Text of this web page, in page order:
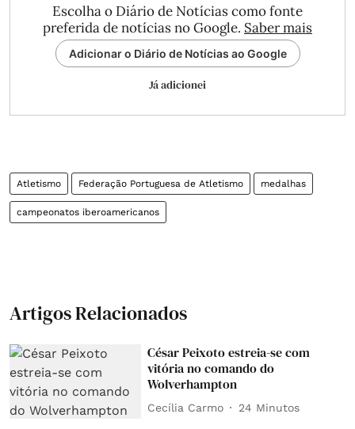
Escolha o Diário de Notícias como fonte
preferida de notícias no Google. Saber mais
Adicionar o Diário de Notícias ao Google
Já adicionei
Atletismo Federação Portuguesa de Atletismo medalhas
campeonatos iberoamericanos
Artigos Relacionados
César Peixoto estreia-se com
vitória no comando do
Wolverhampton
Cecília Carmo 24 Minutos